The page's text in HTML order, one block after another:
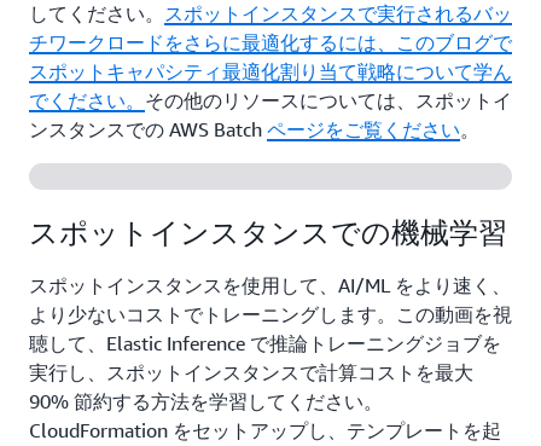
してください。 スポットインスタンスで実行されるバッ
チワークロードをさらに最適化するには、このブログで
スポットキャパシティ最適化割り当て戦略について学ん
でください。 その他のリソースについては、スポットイ
ンスタンスでの AWS Batch ページをご覧ください。
スポットインスタンスでの機械学習
スポットインスタンスを使用して、AI/ML をより速く、
より少ないコストでトレーニングします。この動画を視
聴して、Elastic Inference で推論トレーニングジョブを
実行し、スポットインスタンスで計算コストを最大
90% 節約する方法を学習してください。
CloudFormation をセットアップし、テンプレートを起